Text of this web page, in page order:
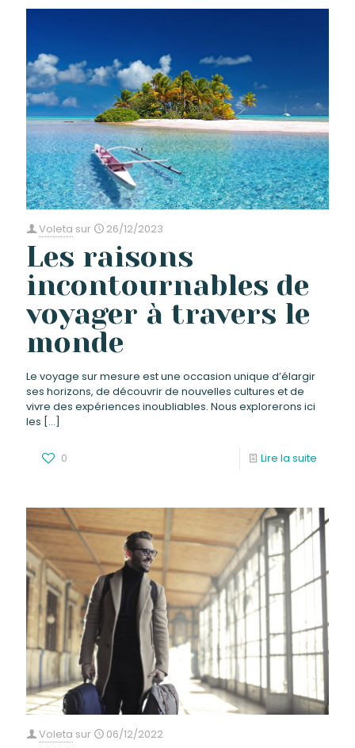
Voleta sur 26/12/2023
Les raisons
incontournables de
voyager à travers le
monde
Le voyage sur mesure est une occasion unique d’élargir
ses horizons, de découvrir de nouvelles cultures et de
vivre des expériences inoubliables. Nous explorerons ici
les […]
0 Lire la suite
Voleta sur 06/12/2022